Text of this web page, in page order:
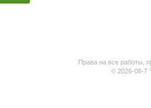
Права на все работы,
© 2026-08-7